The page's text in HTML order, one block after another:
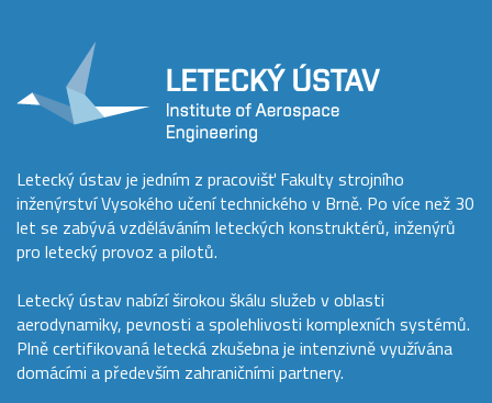
Letecký ústav je jedním z pracovišť Fakulty strojního
inženýrství Vysokého učení technického v Brně. Po více než 30
let se zabývá vzděláváním leteckých konstruktérů, inženýrů
pro letecký provoz a pilotů.
Letecký ústav nabízí širokou škálu služeb v oblasti
aerodynamiky, pevnosti a spolehlivosti komplexních systémů.
Plně certifikovaná letecká zkušebna je intenzivně využívána
domácími a především zahraničními partnery.